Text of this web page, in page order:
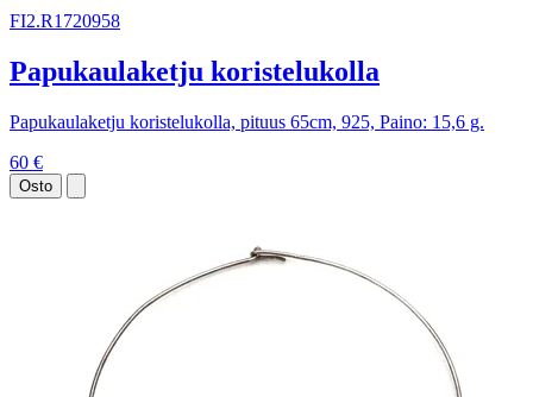
FI2.R1720958
Papukaulaketju koristelukolla
Papukaulaketju koristelukolla, pituus 65cm, 925, Paino: 15,6 g.
60 €
Osto